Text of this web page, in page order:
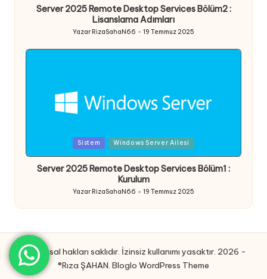
Server 2025 Remote Desktop Services Bölüm2 :
Lisanslama Adımları
Posted
Yazar RizaSahaN66 19 Temmuz 2025
in
Sistem Windows Server Ailesi
Server 2025 Remote Desktop Services Bölüm1 :
Kurulum
Posted
by
Yazar RizaSahaN66 19 Temmuz 2025
Tüm yasal hakları saklıdır. İzinsiz kullanımı yasaktır. 2026 -
®Rıza ŞAHAN. Bloglo WordPress Theme